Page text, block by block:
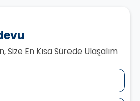
Size En Kısa Sürede Ulaşalım